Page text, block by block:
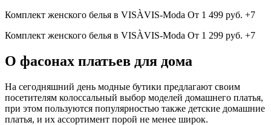
Комплект женского белья в VISÀVIS-Moda От 1 499 руб. +7​
Комплект женского белья в VISÀVIS-Moda От 1 299 руб. +7
О фасонах платьев для дома
На сегодняшний день модные бутики предлагают своим
посетителям колоссальный выбор моделей домашнего платья,
при этом пользуются популярностью также детские домашние
платья, и их ассортимент порой не менее широк.